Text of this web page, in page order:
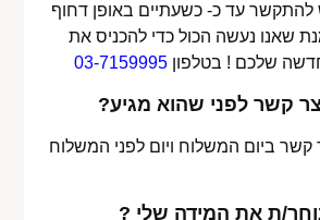
להתקשר עד כ- כשעתיים באופן דחוף
שאנו נעשה הכול כדי להכניס את
שלכם ! בטלפון03-7159995
קשר לפני שהוא מגיע?
קשר ביום המשלוח ויום לפני המשלוח
ת את המידה שלי ?